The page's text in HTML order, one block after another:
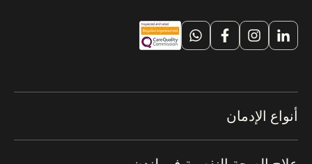
أنواع الإدمان